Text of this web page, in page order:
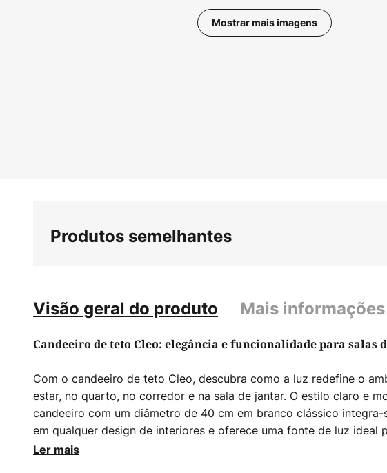
Mostrar mais imagens
Produtos semelhantes
Visão geral do produto Mais informações
Candeeiro de teto Cleo: elegância e funcionalidade para salas
Com o candeeiro de teto Cleo, descubra como a luz redefine o
estar, no quarto, no corredor e na sala de jantar. O estilo claro e
candeeiro com um diâmetro de 40 cm em branco clássico
em qualquer design de interiores e oferece uma fonte de luz ideal
aplicações. Seja para relaxar, reunir-se ou trabalhar, Cleo cria o
Ler mais